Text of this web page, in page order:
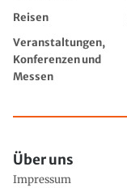
Reisen
Veranstaltungen,
Konferenzen und
Messen
Über uns
Impressum